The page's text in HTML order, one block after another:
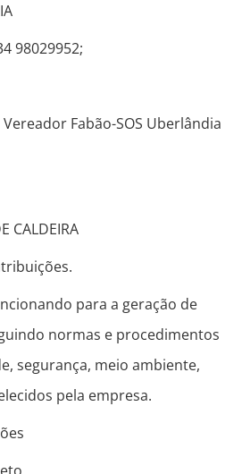
98029952;
Fabão-SOS Uberlândia
CALDEIRA
para a geração de
normas e procedimentos
segurança, meio ambiente,
pela empresa.